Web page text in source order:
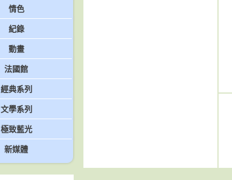
情色
紀錄
動畫
法國館
經典系列
文學系列
極致藍光
新媒體